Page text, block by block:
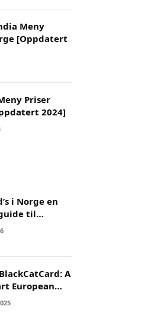
Meny
[Oppdatert
Priser
2024]
i Norge en
til
besøk
A
European
Card